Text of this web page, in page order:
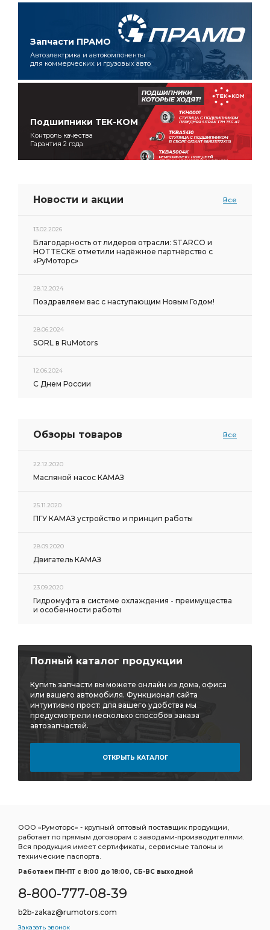
Запчасти ПРАМО
Автоэлектрика и автокомпоненты
для коммерческих и грузовых авто
Подшипники ТЕК-КОМ
Контроль качества
Гарантия 2 года
Новости и акции Все
13.02.2026
Благодарность от лидеров отрасли: STARCO и
HOTTECKE отметили надёжное партнёрство с
«РуМоторс»
28.12.2024
Поздравляем вас с наступающим Новым Годом!
28.06.2024
SORL в RuMotors
12.06.2024
С Днем России
Обзоры товаров Все
22.12.2020
Масляной насос КАМАЗ
25.11.2020
ПГУ КАМАЗ устройство и принцип работы
28.09.2020
Двигатель КАМАЗ
23.09.2020
Гидромуфта в системе охлаждения - преимущества
и особенности работы
Полный каталог продукции
Купить запчасти вы можете онлайн из дома, офиса
или вашего автомобиля. Функционал сайта
интуитивно прост: для вашего удобства мы
предусмотрели несколько способов заказа
автозапчастей.
ОТКРЫТЬ КАТАЛОГ
ООО «Румоторс» - крупный оптовый поставщик продукции,
работает по прямым договорам с заводами-производителями.
Вся продукция имеет сертификаты, сервисные талоны и
технические паспорта.
Работаем ПН-ПТ c 8:00 до 18:00, СБ-ВС выходной
8-800-777-08-39
b2b-zakaz@rumotors.com
Заказать звонок